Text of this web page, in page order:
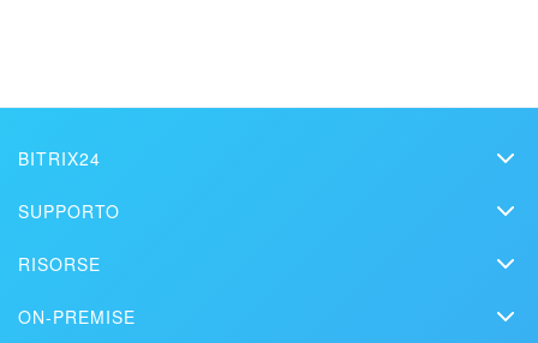
BITRIX24
Media kit
Contatti
SUPPORTO
Tutorial
RISORSE
ON-PREMISE